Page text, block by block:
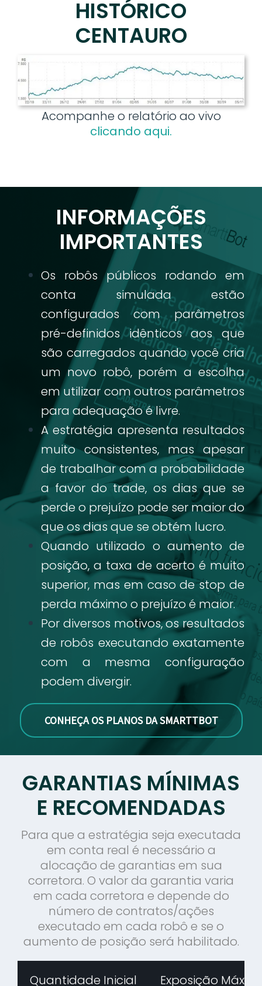
HISTÓRICO
CENTAURO
Acompanhe o relatório ao vivo
clicando aqui.
INFORMAÇÕES
IMPORTANTES
Os robôs públicos rodando em
conta simulada estão
configurados com parâmetros
pré-definidos idênticos aos que
são carregados quando você cria
um novo robô, porém a escolha
em utilizar com outros parâmetros
para adequação é livre.
A estratégia apresenta resultados
muito consistentes, mas apesar
de trabalhar com a probabilidade
a favor do trade, os dias que se
perde o prejuízo pode ser maior do
que os dias que se obtém lucro.
Quando utilizado o aumento de
posição, a taxa de acerto é muito
superior, mas em caso de stop de
perda máximo o prejuízo é maior.
Por diversos motivos, os resultados
de robôs executando exatamente
com a mesma configuração
podem divergir.
CONHEÇA OS PLANOS DA SMARTTBOT
GARANTIAS MÍNIMAS
E RECOMENDADAS
Para que a estratégia seja executada
em conta real é necessário a
alocação de garantias em sua
corretora. O valor da garantia varia
em cada corretora e depende do
número de contratos/ações
executado em cada robô e se o
aumento de posição será habilitado.
Quantidade Inicial Exposição